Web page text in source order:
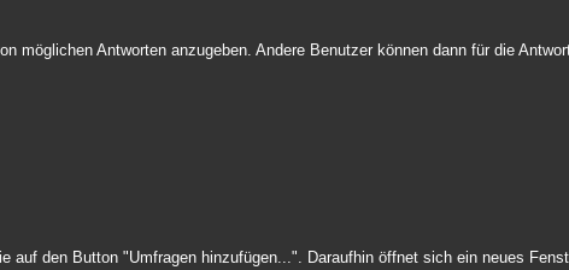
möglichen Antworten anzugeben. Andere Benutzer können dann für die
auf den Button "Umfragen hinzufügen...". Daraufhin öffnet sich ein neues